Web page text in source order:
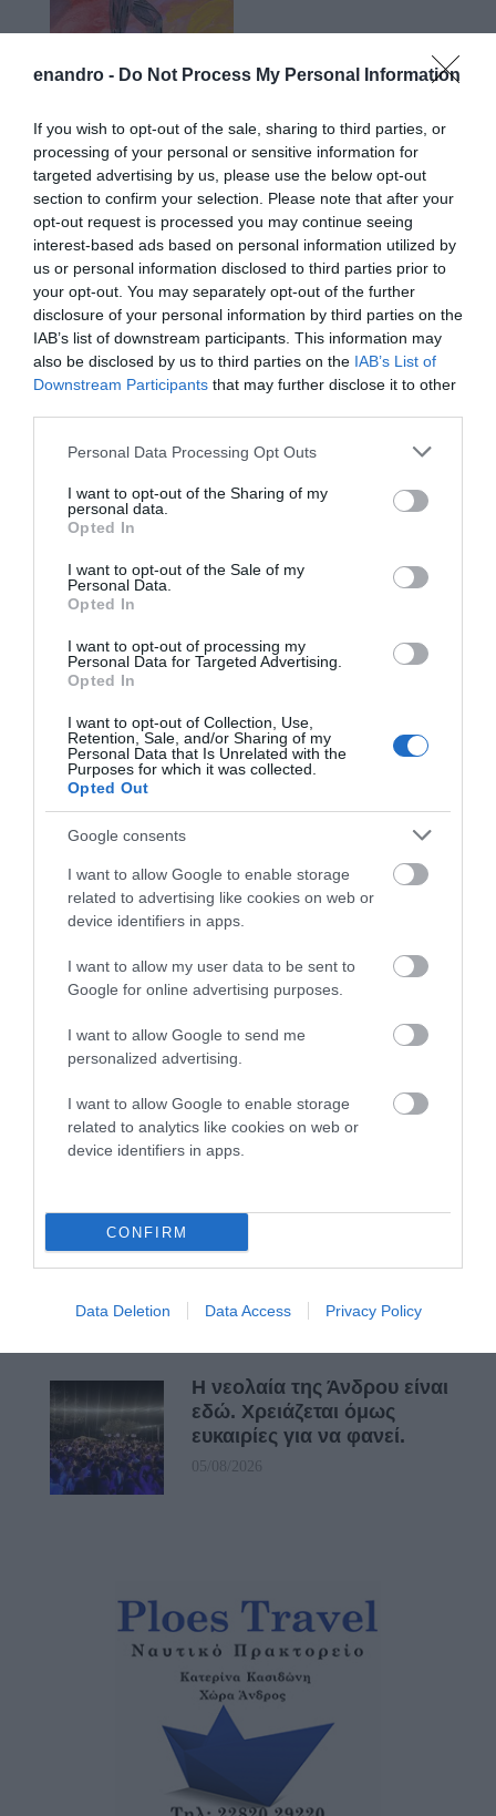
enandro - Do Not Process My Personal Information
If you wish to opt-out of the sale, sharing to third parties, or
processing of your personal or sensitive information for
targeted advertising by us, please use the below opt-out
section to confirm your selection. Please note that after your
opt-out request is processed you may continue seeing
interest-based ads based on personal information utilized by
us or personal information disclosed to third parties prior to
your opt-out. You may separately opt-out of the further
disclosure of your personal information by third parties on the
IAB’s list of downstream participants. This information may
also be disclosed by us to third parties on the IAB’s List of
Downstream Participants that may further disclose it to other
Please note that this website/app uses one or more Google
not limited to your visit or usage behaviour. You may click to
grant or deny consent to Google and its third-party tags to
use your data for below specified purposes in below Google
consent section.
Personal Data Processing Opt Outs
I want to opt-out of the Sharing of my
personal data.
Opted In
I want to opt-out of the Sale of my
Personal Data.
Opted In
I want to opt-out of processing my
Personal Data for Targeted Advertising.
Opted In
I want to opt-out of Collection, Use,
Retention, Sale, and/or Sharing of my
Personal Data that Is Unrelated with the
Purposes for which it was collected.
Opted Out
Google consents
I want to allow Google to enable storage
related to advertising like cookies on web or
device identifiers in apps.
I want to allow my user data to be sent to
Google for online advertising purposes.
I want to allow Google to send me
personalized advertising.
I want to allow Google to enable storage
related to analytics like cookies on web or
device identifiers in apps.
CONFIRM
Data Deletion Data Access Privacy Policy
Προτεινόμενα άρθρα
ΦΕΣΤΙΒΑΛ ΑΝΔΡΟΥ: Ένα βαθυστόχαστο έργο του
Μπέκετ
ΣΥΓΚΛΟΝΙΣΤΙΚΟΣ ΑΠΟΧΑΙΡΕΤΙΣΜΟΣ ΣΤΗ
ΚΑΠΕΤΑΝ ΑΝΤΩΝΗ ΒΙΔΑΛΗ
αναχώρηση εκείνης της ώρας…
Πρόσφατα Άρθρα
ΦΕΣΤΙΒΑΛ ΑΝΔΡΟΥ: Ένα
Μπέκετ
07/08/2026
ΤΟ ΜΕΓΑΛΥΤΕΡΟ
ΠΑΝΗΓΥΡΙ ΤΗΣ ΑΝΔΡΟΥ:
07/08/2026
ΟΙ «ΕΥΤΥΧΙΣΜΕΝΕΣ
ΜΕΡΕΣ» ΕΙΝΑΙ ΜΠΡΟΣΤΑ:
Μια επίκαιρη ανάλυση για
Η Άνδρος συνεχίζει να
μπαρκάρει…
Η νεολαία της Άνδρου είναι
εδώ. Χρειάζεται όμως
ευκαιρίες για να φανεί.
05/08/2026